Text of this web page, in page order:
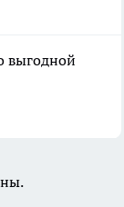
выгодной